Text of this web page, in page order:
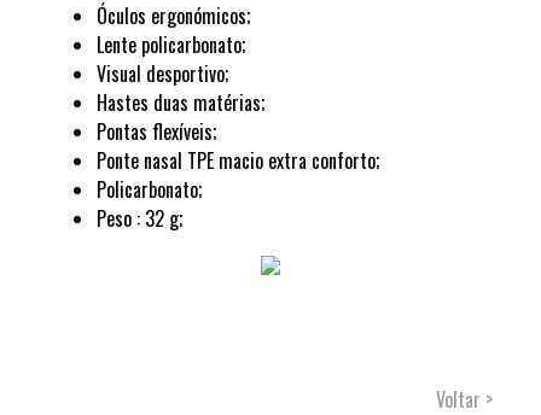
Óculos ergonómicos;
Lente policarbonato;
Visual desportivo;
Hastes duas matérias;
Pontas flexíveis;
Ponte nasal TPE macio extra conforto;
Policarbonato;
Peso : 32 g;
Voltar >